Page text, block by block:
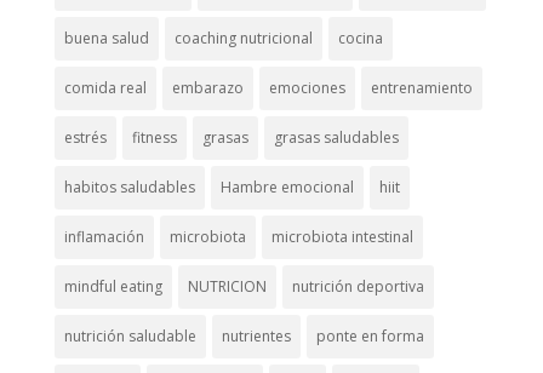
buena salud coaching nutricional cocina
comida real embarazo emociones entrenamiento
estrés fitness grasas grasas saludables
habitos saludables Hambre emocional hiit
inflamación microbiota microbiota intestinal
mindful eating NUTRICION nutrición deportiva
nutrición saludable nutrientes ponte en forma